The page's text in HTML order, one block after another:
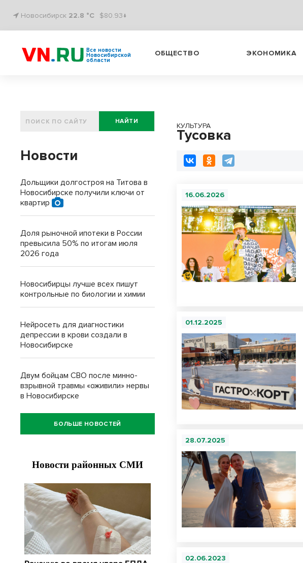
Новосибирск 22.8 °C $80.93↓
Все новости
Новосибирской
области
ОБЩЕСТВО ЭКОНОМИКА
КУЛЬТУРА
Тусовка
16.06.2026
01.12.2025
28.07.2025
02.06.2023
НАЙТИ
Новости
Дольщики долгостроя на Титова в
Новосибирске получили ключи от
квартир
Доля рыночной ипотеки в России
превысила 50% по итогам июля
2026 года
Новосибирцы лучше всех пишут
контрольные по биологии и химии
Нейросеть для диагностики
депрессии в крови создали в
Новосибирске
Двум бойцам СВО после минно-
взрывной травмы «оживили» нервы
в Новосибирске
БОЛЬШЕ НОВОСТЕЙ